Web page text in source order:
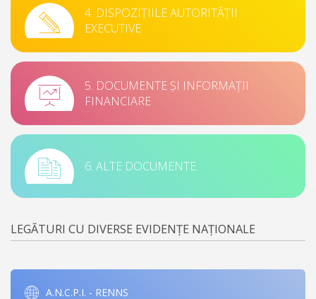
4. DISPOZIȚIILE AUTORITĂȚII
EXECUTIVE
5. DOCUMENTE ȘI INFORMAȚII
FINANCIARE
6. ALTE DOCUMENTE
LEGĂTURI CU DIVERSE EVIDENȚE NAȚIONALE
A.N.C.P.I. - RENNS